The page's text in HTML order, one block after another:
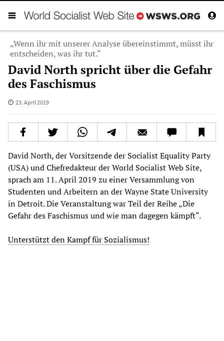
„Wenn ihr mit unserer Analyse übereinstimmt, müsst ihr
entscheiden, was ihr tut.“
David North spricht über die Gefahr
des Faschismus
23. April 2019
David North, der Vorsitzende der Socialist Equality Party
(USA) und Chefredakteur der World Socialist Web Site,
sprach am 11. April 2019 zu einer Versammlung von
Studenten und Arbeitern an der Wayne State University
in Detroit. Die Veranstaltung war Teil der Reihe „Die
Gefahr des Faschismus und wie man dagegen kämpft“.
Unterstützt den Kampf für Sozialismus!